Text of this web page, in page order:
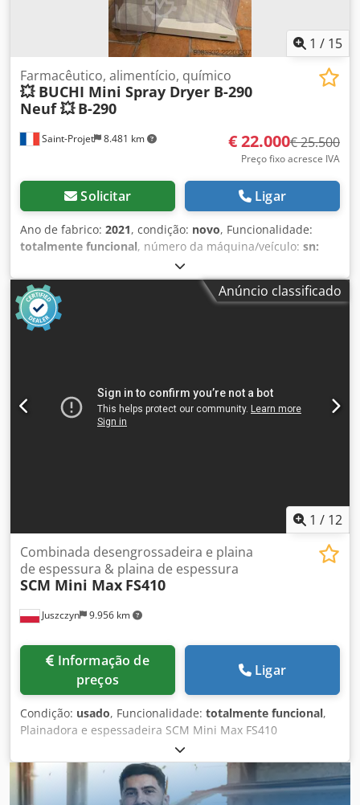
1 / 15
Saint-Projet 8.481 km
Farmacêutico, alimentício, químico
💥 BUCHI Mini Spray Dryer B-290
Neuf 💥 B-290
€ 22.000€ 25.500
Preço fixo acresce IVA
Solicitar Ligar
Ano de fabrico: 2021, condição: novo, Funcionalidade:
totalmente funcional, número da máquina/veículo: sn:
, Este é um mini secador por atomização Büchi
B-290 (Mini Spray Dryer), um equipamento de alta
qualidade adequado para diversos processos
laboratoriais. É uma ferramenta confiável e eficiente para
suas experiências em laboratório. Este aparelho foi
ideal para os setores médico, laboratórios, equipamentos
e dispositivos de saúde, área odontológica, bem como para
aplicações industriais. Marca BÜCHI, modelo B-290 Mini
Anúncio classificado
1 / 12
Juszczyn 9.956 km
Combinada desengrossadeira e plaina
de espessura & plaina de espessura
SCM Mini Max FS410
preços
Ligar
Condição: usado, Funcionalidade: totalmente funcional,
Plainadora e espessadeira SCM Mini Max FS410
Plainadora: Credpozqdwfjfx Akisf Largura de trabalho: 410
mm Comprimento total das mesas: 2000 mm Comprimento
da mesa de alimentação: 1000 mm Velocidade de rotação
do eixo: 5300 rpm Número de facas: 4 Facas de plainar